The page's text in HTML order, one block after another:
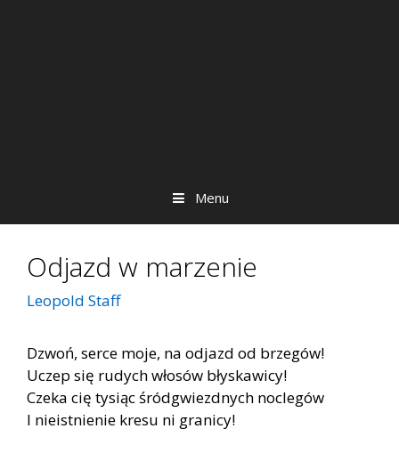
Menu
Odjazd w marzenie
Leopold Staff
Dzwoń, serce moje, na odjazd od brzegów!
Uczep się rudych włosów błyskawicy!
Czeka cię tysiąc śródgwiezdnych noclegów
I nieistnienie kresu ni granicy!